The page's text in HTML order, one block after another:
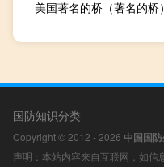
美国著名的桥（著名的桥）
国防知识分类
Copyright © 2012 - 2026 中国国
声明：本站内容来自互联网，如